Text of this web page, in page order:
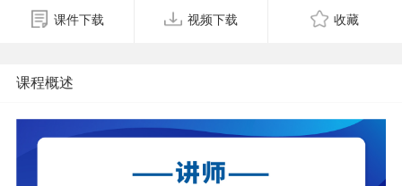
课件下载 视频下载 收藏
课程概述